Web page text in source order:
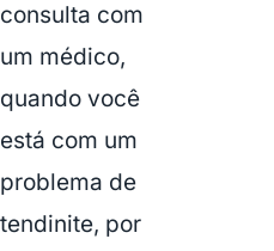
consulta com
um médico,
quando você
está com um
problema de
tendinite, por